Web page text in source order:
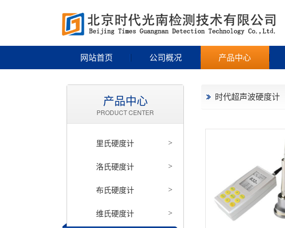
网站首页 公司概况 产品中心
时代超声波硬度计
产品中心
PRODUCT CENTER
里氏硬度计 >
洛氏硬度计 >
布氏硬度计 >
维氏硬度计 >